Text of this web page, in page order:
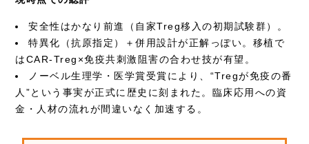
安全性はかなり前進（自家Treg移入の初期試験群）。
特異化（抗原指定）＋併用設計が正解っぽい。移植で
はCAR-Treg×免疫共刺激阻害の合わせ技が有望。
ノーベル生理学・医学賞受賞により、“Tregが免疫の番
人”という事実が正式に歴史に刻まれた。臨床応用への資
金・人材の流れが間違いなく加速する。